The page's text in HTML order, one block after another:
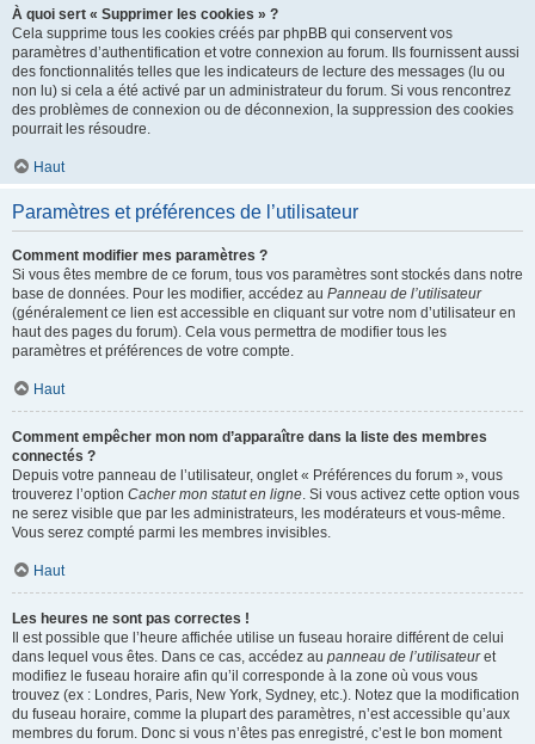
À quoi sert « Supprimer les cookies » ?
Cela supprime tous les cookies créés par phpBB qui conservent vos
paramètres d’authentification et votre connexion au forum. Ils fournissent aussi
des fonctionnalités telles que les indicateurs de lecture des messages (lu ou
non lu) si cela a été activé par un administrateur du forum. Si vous rencontrez
des problèmes de connexion ou de déconnexion, la suppression des cookies
pourrait les résoudre.
Haut
Paramètres et préférences de l’utilisateur
Comment modifier mes paramètres ?
Si vous êtes membre de ce forum, tous vos paramètres sont stockés dans notre
base de données. Pour les modifier, accédez au Panneau de l’utilisateur
(généralement ce lien est accessible en cliquant sur votre nom d’utilisateur en
haut des pages du forum). Cela vous permettra de modifier tous les
paramètres et préférences de votre compte.
Haut
Comment empêcher mon nom d’apparaître dans la liste des membres
connectés ?
Depuis votre panneau de l’utilisateur, onglet « Préférences du forum », vous
trouverez l’option Cacher mon statut en ligne. Si vous activez cette option vous
ne serez visible que par les administrateurs, les modérateurs et vous-même.
Vous serez compté parmi les membres invisibles.
Haut
Les heures ne sont pas correctes !
Il est possible que l’heure affichée utilise un fuseau horaire différent de celui
dans lequel vous êtes. Dans ce cas, accédez au panneau de l’utilisateuret
modifiez le fuseau horaire afin qu’il corresponde à la zone où vous vous
trouvez (ex : Londres, Paris, New York, Sydney, etc.). Notez que la modification
du fuseau horaire, comme la plupart des paramètres, n’est accessible qu’aux
membres du forum. Donc si vous n’êtes pas enregistré, c’est le bon moment